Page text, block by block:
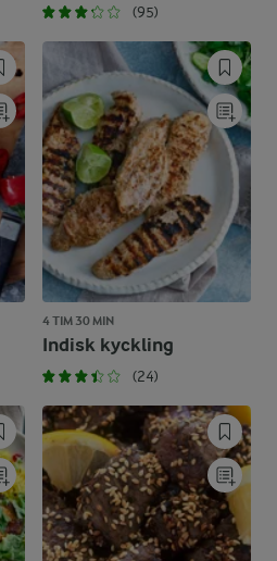
(95)
4 TIM 30 MIN
Indisk kyckling
(24)